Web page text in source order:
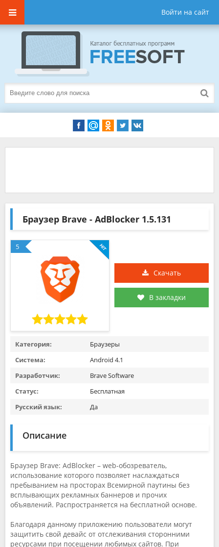
Войти на сайт
Браузер Brave - AdBlocker 1.5.131
5
Скачать
В закладки
Категория:
Браузеры
Система:
Android 4.1
Разработчик:
Brave Software
Статус:
Бесплатная
Русский язык:
Да
Описание
Браузер Brave: AdBlocker – web-обозреватель,
использование которого позволяет наслаждаться
пребыванием на просторах Всемирной паутины без
всплывающих рекламных баннеров и прочих
объявлений. Распространяется на бесплатной основе.
Благодаря данному приложению пользователи могут
защитить свой девайс от отслеживания сторонними
ресурсами при посещении любимых сайтов. При